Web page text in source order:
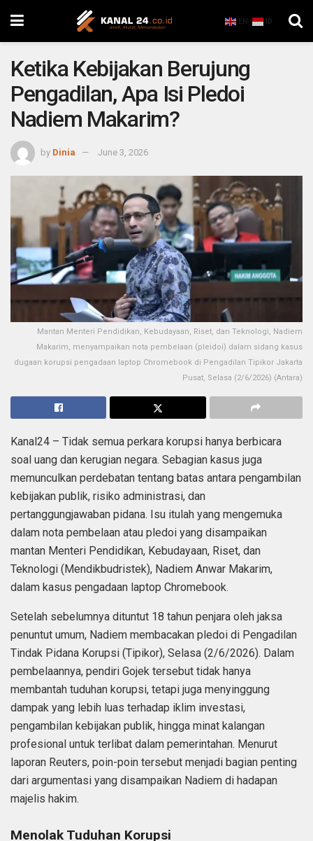
EN ID
Ketika Kebijakan Berujung
Pengadilan, Apa Isi Pledoi
Nadiem Makarim?
by Dinia June 3, 2026
Mantan Menteri Pendidikan, Kebudayaan, Riset, dan Teknologi, Nadiem
Makarim, menyampaikan nota pembelaan (pleidoi) dalam sidang kasus
dugaan korupsi pengadaan laptop Chromebook di Pengadilan Tipikor Jakarta
Pusat, Selasa (2/6/2026) (Antara)
Kanal24 – Tidak semua perkara korupsi hanya berbicara
soal uang dan kerugian negara. Sebagian kasus juga
memunculkan perdebatan tentang batas antara pengambilan
kebijakan publik, risiko administrasi, dan
pertanggungjawaban pidana. Isu itulah yang mengemuka
dalam nota pembelaan atau pledoi yang disampaikan
mantan Menteri Pendidikan, Kebudayaan, Riset, dan
Teknologi (Mendikbudristek), Nadiem Anwar Makarim,
dalam kasus pengadaan laptop Chromebook.
Setelah sebelumnya dituntut 18 tahun penjara oleh jaksa
penuntut umum, Nadiem membacakan pledoi di Pengadilan
Tindak Pidana Korupsi (Tipikor), Selasa (2/6/2026). Dalam
pembelaannya, pendiri Gojek tersebut tidak hanya
membantah tuduhan korupsi, tetapi juga menyinggung
dampak yang lebih luas terhadap iklim investasi,
pengambilan kebijakan publik, hingga minat kalangan
profesional untuk terlibat dalam pemerintahan. Menurut
laporan Reuters, poin-poin tersebut menjadi bagian penting
dari argumentasi yang disampaikan Nadiem di hadapan
majelis hakim.
Menolak Tuduhan Korupsi